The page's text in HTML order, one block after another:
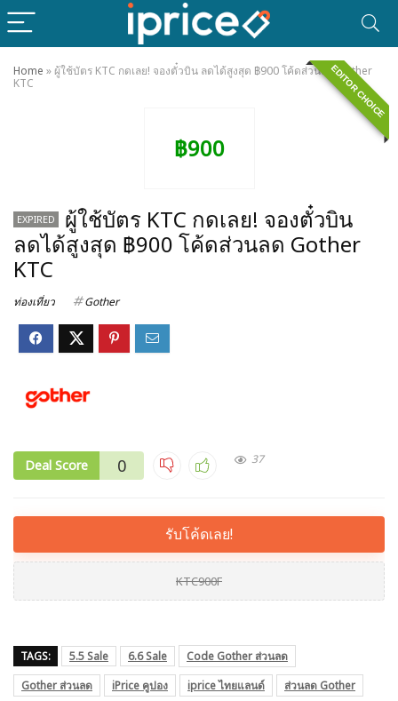
Home » ผู้ใช้บัตร KTC กดเลย! จองตั๋วบิน ลดได้สูงสุด ฿900 โค้ดส่วนลด Gother
KTC
EDITOR CHOICE
฿900
EXPIRED
ผู้ใช้บัตร KTC กดเลย! จองตั๋วบิน
ลดได้สูงสุด ฿900 โค้ดส่วนลด Gother
KTC
ท่องเที่ยว Gother
Deal Score 0 37
รับโค้ดเลย!
KTC900F
TAGS: 5.5 Sale 6.6 Sale
Code Gother ส่วนลด
Gother ส่วนลด
iPrice คูปอง iprice ไทยแลนด์
ส่วนลด Gother